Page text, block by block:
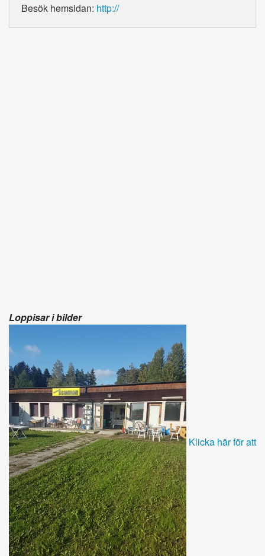
Besök hemsidan: http://
Loppisar i bilder
Klicka här för att